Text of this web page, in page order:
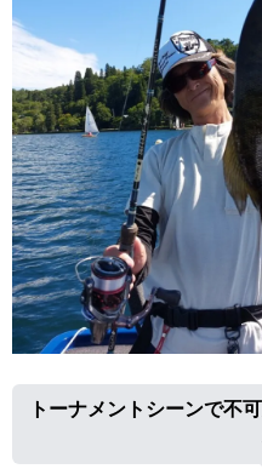
トーナメントシーンで不